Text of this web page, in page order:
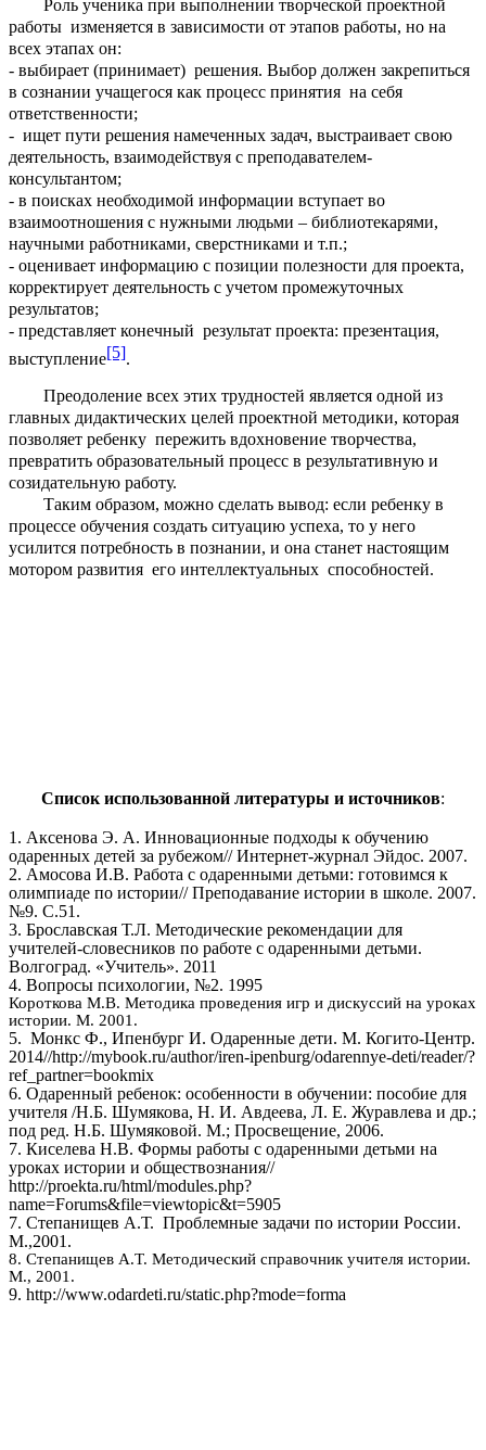
Роль ученика при выполнении творческой проектной
работы изменяется в зависимости от этапов работы, но на
всех этапах он:
- выбирает (принимает) решения. Выбор должен закрепиться
в сознании учащегося как процесс принятия на себя
ответственности;
- ищет пути решения намеченных задач, выстраивает свою
деятельность, взаимодействуя с преподавателем-
консультантом;
- в поисках необходимой информации вступает во
взаимоотношения с нужными людьми – библиотекарями,
научными работниками, сверстниками и т.п.;
- оценивает информацию с позиции полезности для проекта,
корректирует деятельность с учетом промежуточных
результатов;
- представляет конечный результат проекта: презентация,
выступление[5].
Преодоление всех этих трудностей является одной из
главных дидактических целей проектной методики, которая
позволяет ребенку пережить вдохновение творчества,
превратить образовательный процесс в результативную и
созидательную работу.
Таким образом, можно сделать вывод: если ребенку в
процессе обучения создать ситуацию успеха, то у него
усилится потребность в познании, и она станет настоящим
мотором развития его интеллектуальных способностей.
Список использованной литературы и источников:
1. Аксенова Э. А. Инновационные подходы к обучению
одаренных детей за рубежом// Интернет-журнал Эйдос. 2007.
2. Амосова И.В. Работа с одаренными детьми: готовимся к
олимпиаде по истории// Преподавание истории в школе. 2007.
№9. С.51.
3. Брославская Т.Л. Методические рекомендации для
учителей-словесников по работе с одаренными детьми.
Волгоград. «Учитель». 2011
4. Вопросы психологии, №2. 1995
Короткова М.В. Методика проведения игр и дискуссий на уроках
истории. М. 2001.
5. Монкс Ф., Ипенбург И. Одаренные дети. М. Когито-Центр.
2014//http://mybook.ru/author/iren-ipenburg/odarennye-deti/reader/?
ref_partner=bookmix
6. Одаренный ребенок: особенности в обучении: пособие для
учителя /Н.Б. Шумякова, Н. И. Авдеева, Л. Е. Журавлева и др.;
под ред. Н.Б. Шумяковой. М.; Просвещение, 2006.
7. Киселева Н.В. Формы работы с одаренными детьми на
уроках истории и обществознания//
http://proekta.ru/html/modules.php?
name=Forums&file=viewtopic&t=5905
7. Степанищев А.Т. Проблемные задачи по истории России.
М.,2001.
8. Степанищев А.Т. Методический справочник учителя истории.
М., 2001.
9. http://www.odardeti.ru/static.php?mode=forma